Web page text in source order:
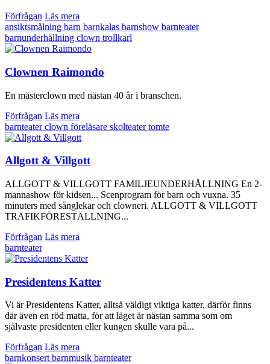
Förfrågan Läs mera
ansiktsmålning barn barnkalas barnshow barnteater
barnunderhållning clown trollkarl
Clownen Raimondo
En mästerclown med nästan 40 år i branschen.
Förfrågan Läs mera
barnteaterclown föreläsare skolteatertomte
Allgott & Villgott
ALLGOTT & VILLGOTT FAMILJEUNDERHÅLLNING En 2-
mannashow för kidsen... Scenprogram för barn och vuxna. 35
minuters med sånglekar och clowneri. ALLGOTT & VILLGOTT
TRAFIKFÖRESTÄLLNING...
Förfrågan Läs mera
barnteater
Presidentens Katter
Vi är Presidentens Katter, alltså väldigt viktiga katter, därför finns
där även en röd matta, för att läget är nästan samma som om
självaste presidenten eller kungen skulle vara på...
Förfrågan Läs mera
barnkonsertbarnmusik barnteater